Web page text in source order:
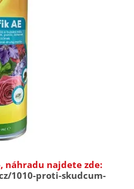
náhradu najdete zde:
1010-proti-skudcum-